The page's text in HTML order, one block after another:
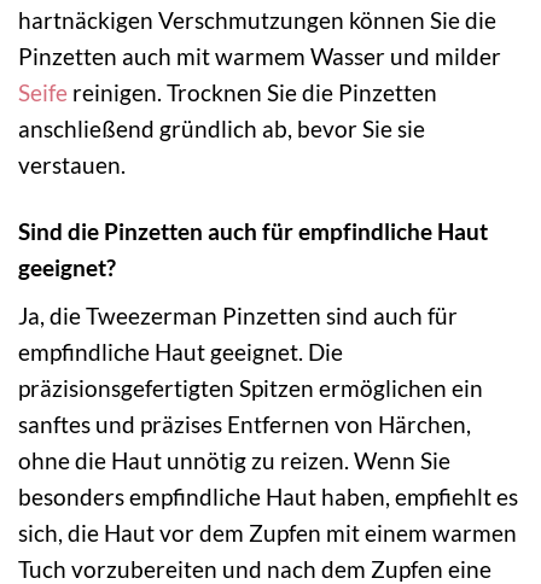
hartnäckigen Verschmutzungen können Sie die
Pinzetten auch mit warmem Wasser und milder
Seife reinigen. Trocknen Sie die Pinzetten
anschließend gründlich ab, bevor Sie sie
verstauen.
Sind die Pinzetten auch für empfindliche Haut
geeignet?
Ja, die Tweezerman Pinzetten sind auch für
empfindliche Haut geeignet. Die
präzisionsgefertigten Spitzen ermöglichen ein
sanftes und präzises Entfernen von Härchen,
ohne die Haut unnötig zu reizen. Wenn Sie
besonders empfindliche Haut haben, empfiehlt es
sich, die Haut vor dem Zupfen mit einem warmen
Tuch vorzubereiten und nach dem Zupfen eine